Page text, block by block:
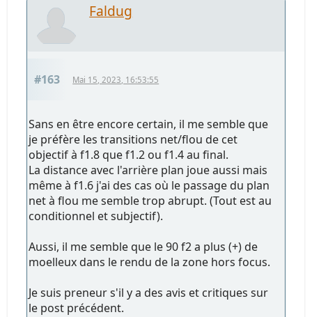
Faldug
#163 Mai 15, 2023, 16:53:55
Sans en être encore certain, il me semble que
je préfère les transitions net/flou de cet
objectif à f1.8 que f1.2 ou f1.4 au final.
La distance avec l'arrière plan joue aussi mais
même à f1.6 j'ai des cas où le passage du plan
net à flou me semble trop abrupt. (Tout est au
conditionnel et subjectif).
Aussi, il me semble que le 90 f2 a plus (+) de
moelleux dans le rendu de la zone hors focus.
Je suis preneur s'il y a des avis et critiques sur
le post précédent.